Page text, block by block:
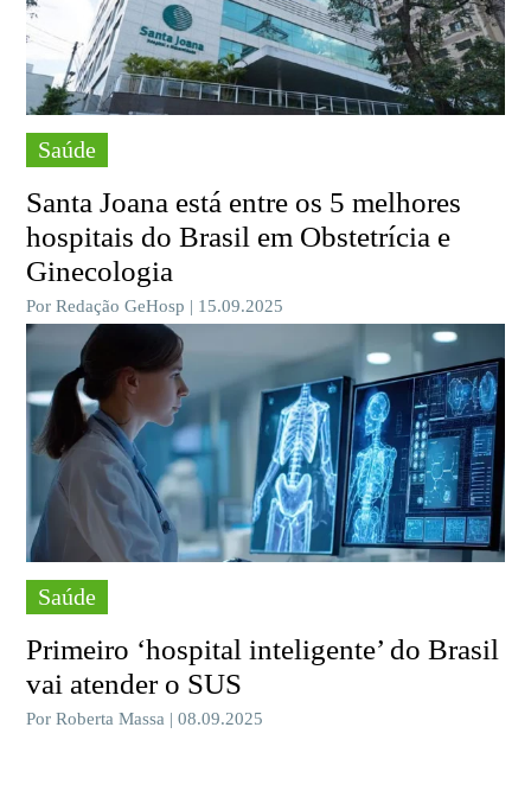
Saúde
Santa Joana está entre os 5 melhores
hospitais do Brasil em Obstetrícia e
Ginecologia
Por Redação GeHosp | 15.09.2025
Saúde
Primeiro ‘hospital inteligente’ do Brasil
vai atender o SUS
Por Roberta Massa | 08.09.2025